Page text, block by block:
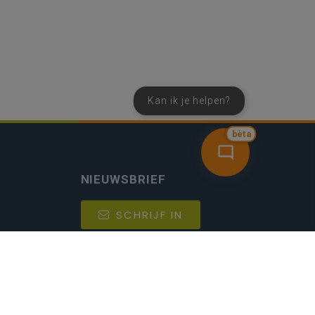
bèta
Kan ik je helpen?
NIEUWSBRIEF
SCHRIJF IN